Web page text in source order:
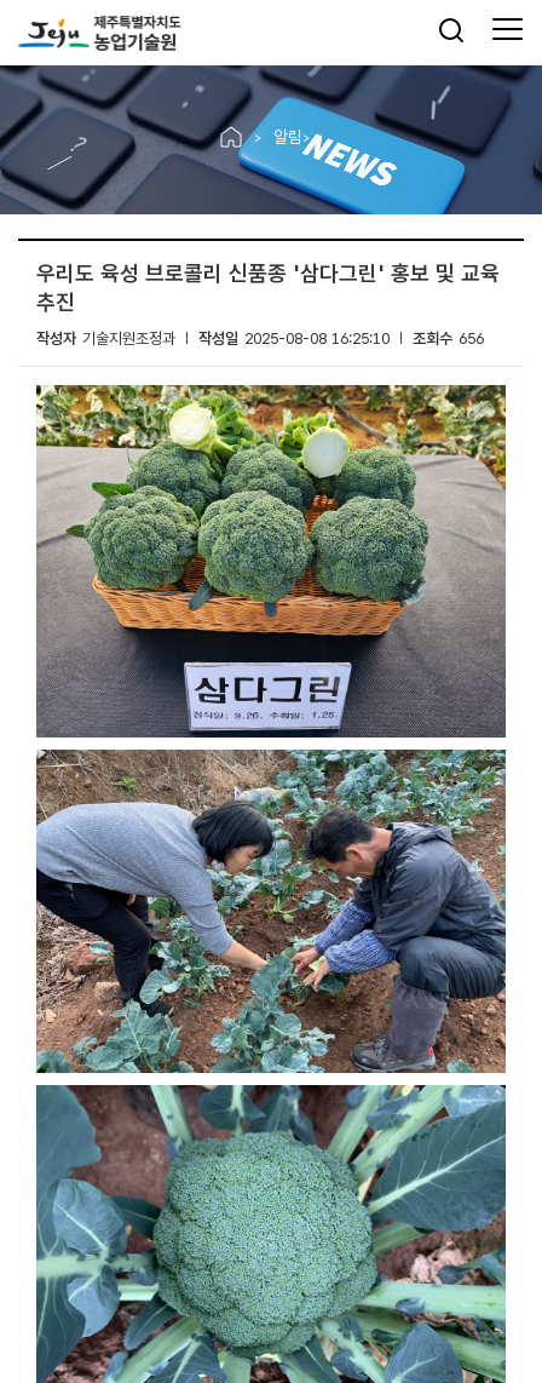
알림
우리도 육성 브로콜리 신품종 '삼다그린' 홍보 및 교육
추진
작성자 기술지원조정과 작성일 2025-08-08 16:25:10 조회수 656